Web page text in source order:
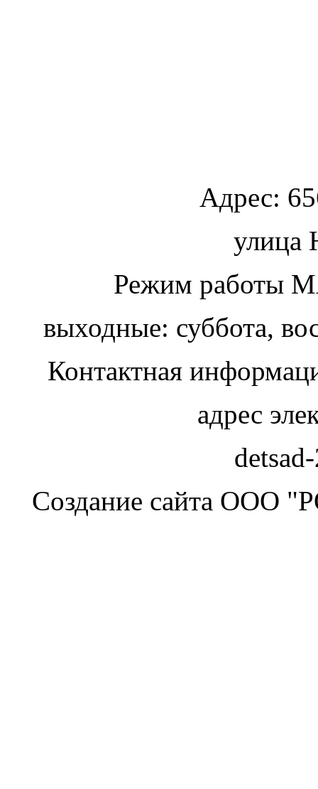
Адрес:
улица
Режим работы
выходные: суббота,
Контактная
адрес
Создание сайта ООО